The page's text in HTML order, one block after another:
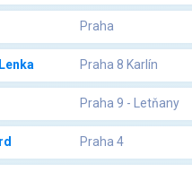
Praha
Praha 8 Karlín
Praha 9 - Letňany
Praha 4